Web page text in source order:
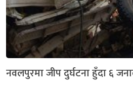
नवलपुरमा जीप दुर्घटना हुँदा ६